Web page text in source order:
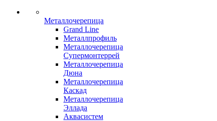
Металлочерепица
Grand Line
Металлпрофиль
Металлочерепица
Супермонтеррей
Металлочерепица
Дюна
Металлочерепица
Каскад
Металлочерепица
Эллада
Аквасистем